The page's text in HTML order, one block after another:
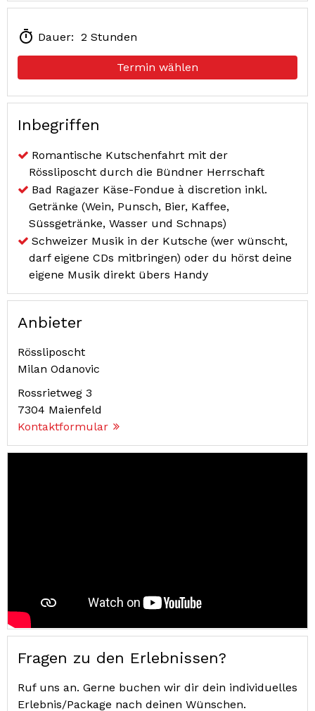
Dauer: 2 Stunden
Termin wählen
Inbegriffen
Romantische Kutschenfahrt mit der
Rössliposcht durch die Bündner Herrschaft
Bad Ragazer Käse-Fondue à discretion inkl.
Getränke (Wein, Punsch, Bier, Kaffee,
Süssgetränke, Wasser und Schnaps)
Schweizer Musik in der Kutsche (wer wünscht,
darf eigene CDs mitbringen) oder du hörst deine
eigene Musik direkt übers Handy
Anbieter
Rössliposcht
Milan Odanovic
Rossrietweg 3
7304 Maienfeld
Kontaktformular
Fragen zu den Erlebnissen?
Ruf uns an. Gerne buchen wir dir dein individuelles
Erlebnis/Package nach deinen Wünschen.